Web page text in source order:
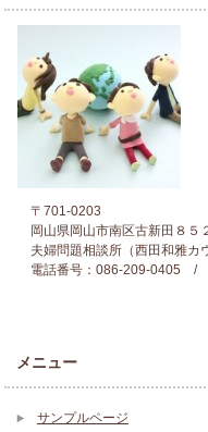
〒701-0203
岡山県岡山市南区古新田８５
夫婦問題相談所（西田和雅カ
電話番号：086-209-0405 /
メニュー
サンプルページ